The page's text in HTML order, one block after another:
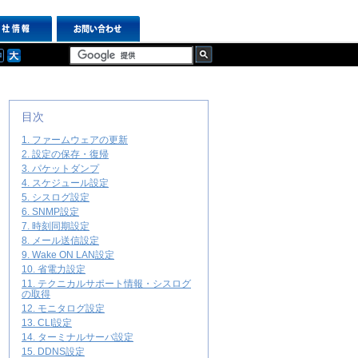
目次
1. ファームウェアの更新
2. 設定の保存・復帰
3. パケットダンプ
4. スケジュール設定
5. シスログ設定
6. SNMP設定
7. 時刻同期設定
8. メール送信設定
9. Wake ON LAN設定
10. 省電力設定
11. テクニカルサポート情報・シスログ
の取得
12. モニタログ設定
13. CLI設定
14. ターミナルサーバ設定
15. DDNS設定